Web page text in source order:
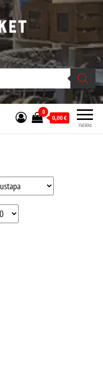
ja kivijalassa
Market on vaihtoehtomusaan
erikoistunut verkko- sekä
Helsingissä Kallion
sydämessä.
Valikko
0
0,00€